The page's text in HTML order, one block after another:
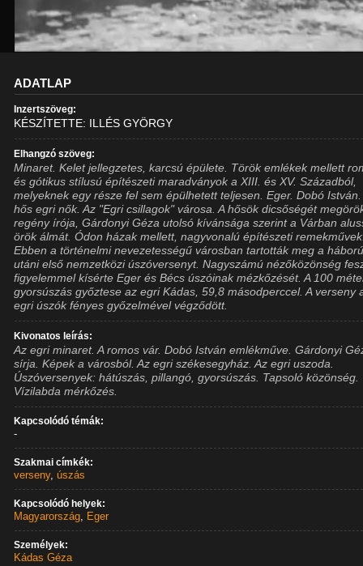
ADATLAP
Inzertszöveg:
KÉSZÍTETTE: ILLÉS GYÖRGY
Elhangzó szöveg:
Minaret. Kelet jellegzetes, karcsú épülete. Török emlékek mellett
és gótikus stílusú építészeti maradványok a XIII. és XV. Századból,
melyeknek egy része fel sem épülhetett teljesen. Eger. Dobó István.
hős egri nők. Az "Egri csillagok" városa. A hősök dicsőségét
regény írója, Gárdonyi Géza utolsó kívánsága szerint a Várban
örök álmát. Ódon házak mellett, nagyvonalú építészeti
Ebben a történelmi nevezetességű városban tartották meg a
utáni első nemzetközi úszóversenyt. Nagyszámú nézőközönség
figyelemmel kísérte Eger és Bécs úszóinak mézkőzését. A 100
gyorsúszás győztese az egri Kádas, 59,8 másodperccel. A verseny
egri úszók fényes győzelmével végződött.
Kivonatos leírás:
Az egri minaret. A romos vár. Dobó István emlékműve. Gárdonyi
sírja. Képek a városból. Az egri székesegyház. Az egri uszoda.
Úszóversenyek: hátúszás, pillangó, gyorsúszás. Tapsoló közönség.
Vízilabda mérkőzés.
Kapcsolódó témák:
-
Szakmai címkék:
verseny,úszás
Kapcsolódó helyek:
Magyarország, Eger
Személyek:
Kádas Géza